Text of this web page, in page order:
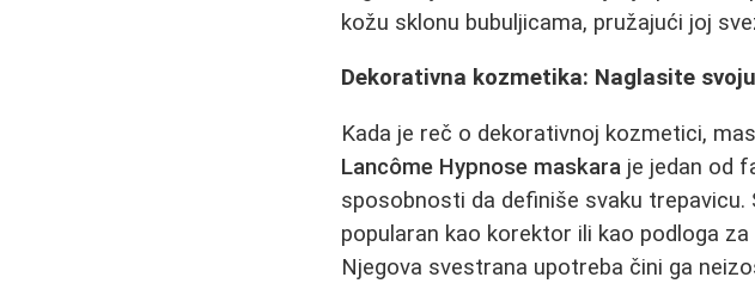
kožu sklonu bubuljicama, pružajući joj
Dekorativna kozmetika: Naglasite
Kada je reč o dekorativnoj kozmetici,
Lancôme Hypnose maskara je jedan od
sposobnosti da definiše svaku trepavicu.
popularan kao korektor ili kao podloga
Njegova svestrana upotreba čini ga